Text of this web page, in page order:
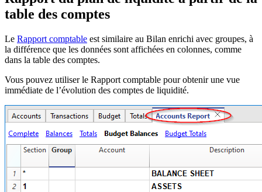
table des comptes
Le Rapport comptable est similaire au Bilan enrichi avec groupes, à
la différence que les données sont affichées en colonnes, comme
dans la table des comptes.
Vous pouvez utiliser le Rapport comptable pour obtenir une vue
immédiate de l’évolution des comptes de liquidité.